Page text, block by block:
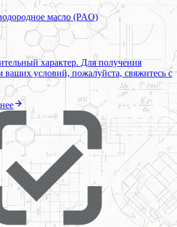
масло (PAO)
характер. Для получения
ваших условий, пожалуйста, свяжитесь с